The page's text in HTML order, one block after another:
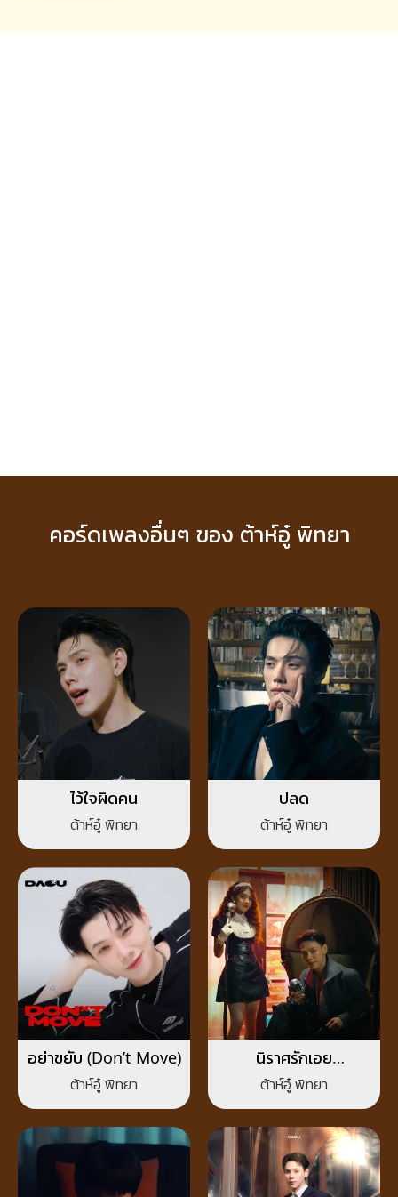
คอร์ดเพลงอื่นๆ ของ ต้าห์อู๋ พิทยา
ไว้ใจผิดคน
ต้าห์อู๋ พิทยา
ปลด
ต้าห์อู๋ พิทยา
อย่าขยับ (Don’t Move)
ต้าห์อู๋ พิทยา
นิราศรักเอย
(FAREWELL)
ต้าห์อู๋ พิทยา